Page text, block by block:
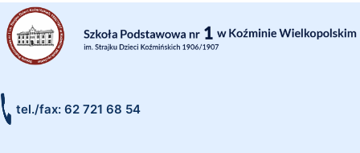
tel./fax: 62 721 68 54